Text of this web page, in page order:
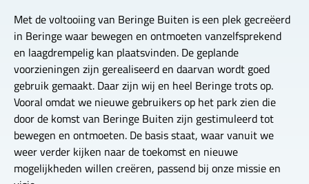
Met de voltooiing van Beringe Buiten is een plek gecreëerd
in Beringe waar bewegen en ontmoeten vanzelfsprekend
en laagdrempelig kan plaatsvinden. De geplande
voorzieningen zijn gerealiseerd en daarvan wordt goed
gebruik gemaakt. Daar zijn wij en heel Beringe trots op.
Vooral omdat we nieuwe gebruikers op het park zien die
door de komst van Beringe Buiten zijn gestimuleerd tot
bewegen en ontmoeten. De basis staat, waar vanuit we
weer verder kijken naar de toekomst en nieuwe
mogelijkheden willen creëren, passend bij onze missie en